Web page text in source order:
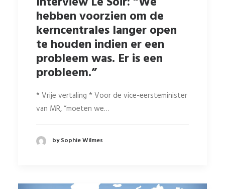
hebben voorzien om de
kerncentrales langer open
te houden indien er een
probleem was. Er is een
probleem.”
* Vrije vertaling * Voor de vice-eersteminister
van MR, “moeten we…
by Sophie Wilmes